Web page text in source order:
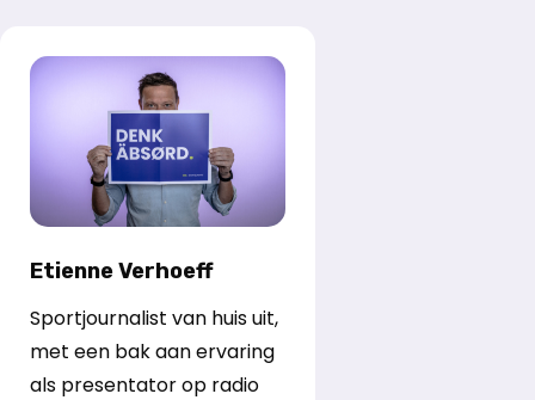
Etienne Verhoeff
Sportjournalist van huis uit,
met een bak aan ervaring
als presentator op radio